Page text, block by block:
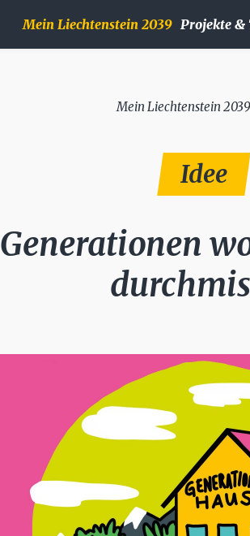
Mein Liechtenstein 2039 Projekte &
Mein Liechtenstein
Idee
Generationen